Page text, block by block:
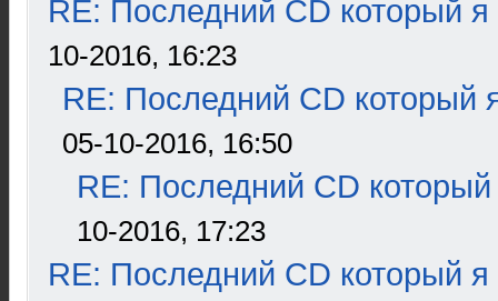
RE: Последний CD который я
10-2016, 16:23
RE: Последний CD который
05-10-2016, 16:50
RE: Последний CD который
10-2016, 17:23
RE: Последний CD который я